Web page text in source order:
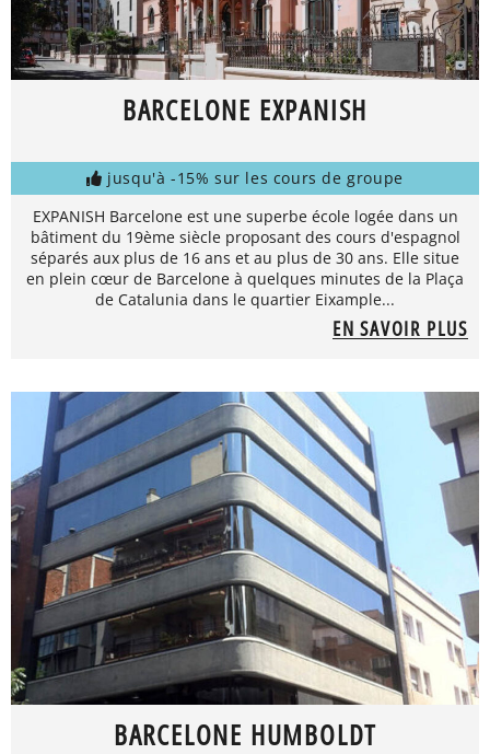
BARCELONE EXPANISH
jusqu'à -15% sur les cours de groupe
EXPANISH Barcelone est une superbe école logée dans un
bâtiment du 19ème siècle proposant des cours d'espagnol
séparés aux plus de 16 ans et au plus de 30 ans. Elle situe
en plein cœur de Barcelone à quelques minutes de la Plaça
de Catalunia dans le quartier Eixample...
EN SAVOIR PLUS
BARCELONE HUMBOLDT